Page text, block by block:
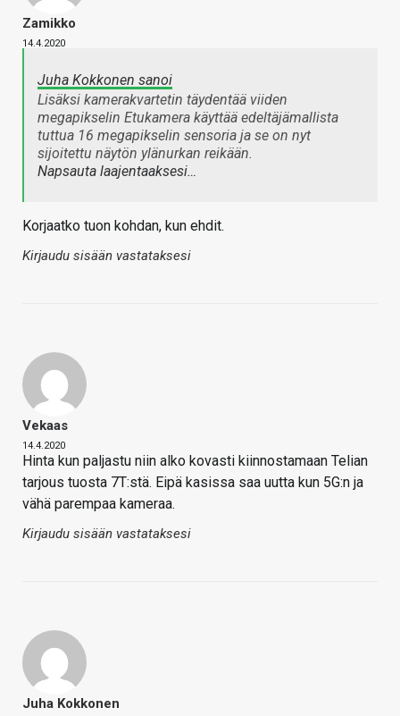
Zamikko
14.4.2020
Juha Kokkonen sanoi
Lisäksi kamerakvartetin täydentää viiden
megapikselin Etukamera käyttää edeltäjämallista
tuttua 16 megapikselin sensoria ja se on nyt
sijoitettu näytön ylänurkan reikään.
Napsauta laajentaaksesi…
Korjaatko tuon kohdan, kun ehdit.
Kirjaudu sisään vastataksesi
Vekaas
14.4.2020
Hinta kun paljastu niin alko kovasti kiinnostamaan Telian
tarjous tuosta 7T:stä. Eipä kasissa saa uutta kun 5G:n ja
vähä parempaa kameraa.
Kirjaudu sisään vastataksesi
Juha Kokkonen